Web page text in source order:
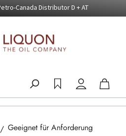
Canada Distributor D + AT
Geeignet für Anforderung